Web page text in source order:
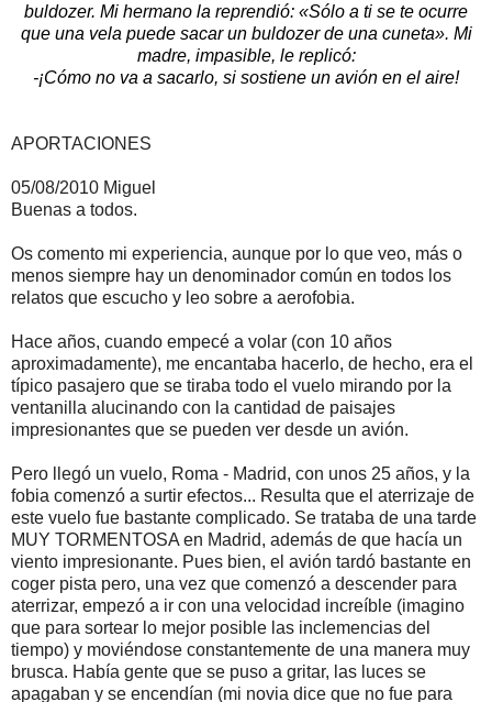
buldozer. Mi hermano la reprendió: «Sólo a ti se te ocurre
que una vela puede sacar un buldozer de una cuneta». Mi
madre, impasible, le replicó:
-¡Cómo no va a sacarlo, si sostiene un avión en el aire!
APORTACIONES
05/08/2010 Miguel
Buenas a todos.
Os comento mi experiencia, aunque por lo que veo, más o
menos siempre hay un denominador común en todos los
relatos que escucho y leo sobre a aerofobia.
Hace años, cuando empecé a volar (con 10 años
aproximadamente), me encantaba hacerlo, de hecho, era el
típico pasajero que se tiraba todo el vuelo mirando por la
ventanilla alucinando con la cantidad de paisajes
impresionantes que se pueden ver desde un avión.
Pero llegó un vuelo, Roma - Madrid, con unos 25 años, y la
fobia comenzó a surtir efectos... Resulta que el aterrizaje de
este vuelo fue bastante complicado. Se trataba de una tarde
MUY TORMENTOSA en Madrid, además de que hacía un
viento impresionante. Pues bien, el avión tardó bastante en
coger pista pero, una vez que comenzó a descender para
aterrizar, empezó a ir con una velocidad increíble (imagino
que para sortear lo mejor posible las inclemencias del
tiempo) y moviéndose constantemente de una manera muy
brusca. Había gente que se puso a gritar, las luces se
apagaban y se encendían (mi novia dice que no fue para